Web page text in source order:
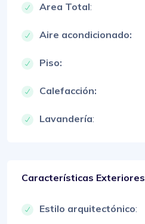
Area Total:
Aire acondicionado:
Piso:
Calefacción:
Lavandería:
Características Exteriores
Estilo arquitectónico: